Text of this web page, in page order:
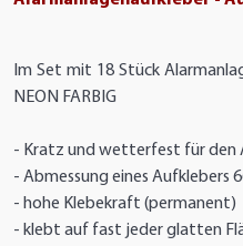
Im Set mit 18 Stück
NEON FARBIG
- Kratz und wetterfest für den
- Abmessung eines Aufklebers
- hohe Klebekraft (permanent)
- klebt auf fast jeder glatten